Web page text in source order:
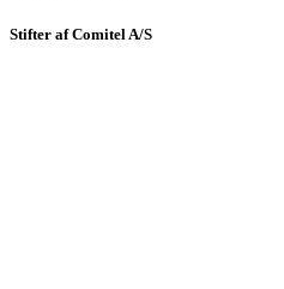
Stifter af Comitel A/S